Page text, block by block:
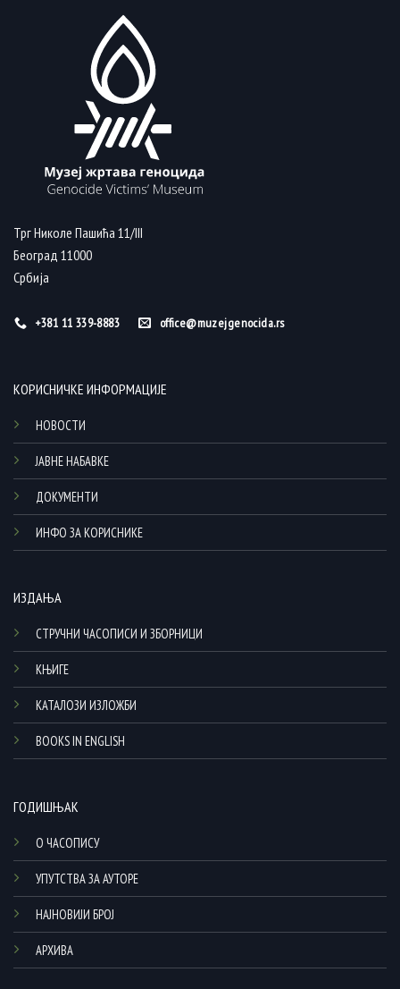
Трг Николе Пашића 11/III
Београд 11000
Србија
+381 11 339-8883 office@muzejgenocida.rs
КОРИСНИЧКЕ ИНФОРМАЦИЈЕ
НОВОСТИ
ЈАВНЕ НАБАВКЕ
ДОКУМЕНТИ
ИНФО ЗА КОРИСНИКЕ
ИЗДАЊА
СТРУЧНИ ЧАСОПИСИ И ЗБОРНИЦИ
КЊИГЕ
КАТАЛОЗИ ИЗЛОЖБИ
BOOKS IN ENGLISH
ГОДИШЊАК
О ЧАСОПИСУ
УПУТСТВА ЗА АУТОРЕ
НАЈНОВИЈИ БРОЈ
АРХИВА